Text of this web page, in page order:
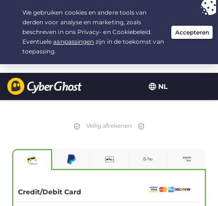
NL
Uw keuze:de beste aanbiedingvoor 2.1666666666667 jaar, voor $
2.19/maand
Veilig afrekenen
Credit/Debit Card